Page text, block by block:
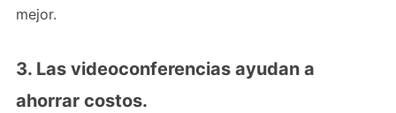
mejor.
3. Las videoconferencias ayudan a
ahorrar costos.